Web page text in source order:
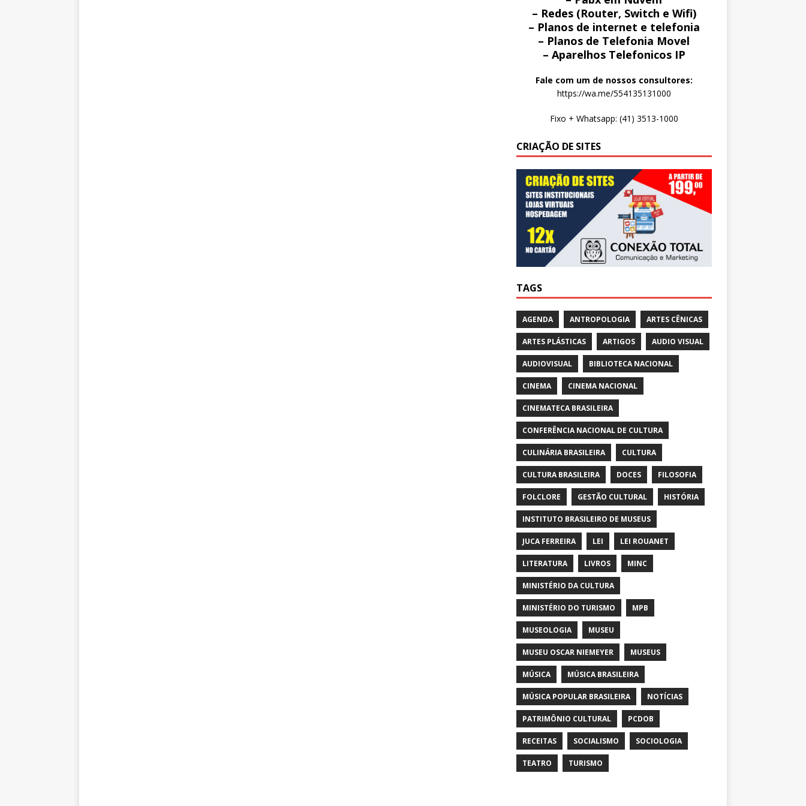
– Redes (Router, Switch e Wifi)
– Planos de internet e telefonia
– Planos de Telefonia Movel
– Aparelhos Telefonicos IP
Fale com um de nossos consultores:
https://wa.me/554135131000
Fixo + Whatsapp: (41) 3513-1000
CRIAÇÃO DE SITES
TAGS
AGENDA ANTROPOLOGIA ARTES CÊNICAS
ARTES PLÁSTICAS ARTIGOS AUDIO VISUAL
AUDIOVISUAL BIBLIOTECA NACIONAL
CINEMA CINEMA NACIONAL
CINEMATECA BRASILEIRA
CONFERÊNCIA NACIONAL DE CULTURA
CULINÁRIA BRASILEIRA CULTURA
CULTURA BRASILEIRA DOCES FILOSOFIA
FOLCLORE GESTÃO CULTURAL HISTÓRIA
INSTITUTO BRASILEIRO DE MUSEUS
JUCA FERREIRA LEI LEI ROUANET
LITERATURA LIVROS MINC
MINISTÉRIO DA CULTURA
MINISTÉRIO DO TURISMO MPB
MUSEOLOGIA MUSEU
MUSEU OSCAR NIEMEYER MUSEUS
MÚSICA MÚSICA BRASILEIRA
MÚSICA POPULAR BRASILEIRA NOTÍCIAS
PATRIMÔNIO CULTURAL PCDOB
RECEITAS SOCIALISMO SOCIOLOGIA
TEATRO TURISMO